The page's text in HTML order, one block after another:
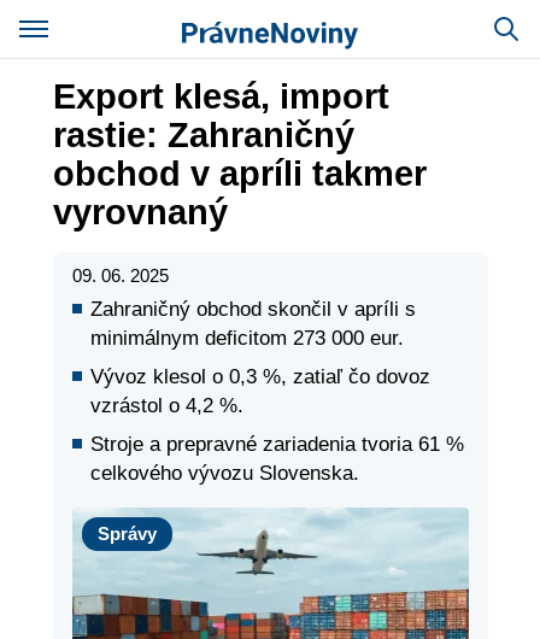
Export klesá, import
rastie: Zahraničný
obchod v apríli takmer
vyrovnaný
09. 06. 2025
Zahraničný obchod skončil v apríli s
minimálnym deficitom 273 000 eur.
Vývoz klesol o 0,3 %, zatiaľ čo dovoz
vzrástol o 4,2 %.
Stroje a prepravné zariadenia tvoria 61 %
celkového vývozu Slovenska.
Správy
Správy